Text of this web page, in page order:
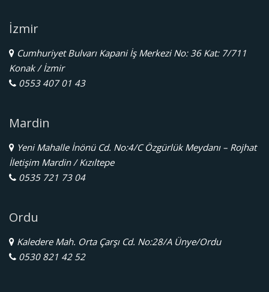
İzmir
Cumhuriyet Bulvarı Kapani İş Merkezi No: 36 Kat: 7/711
Konak / İzmir
0553 407 01 43
Mardin
Yeni Mahalle İnönü Cd. No:4/C Özgürlük Meydanı – Rojhat
İletişim Mardin / Kızıltepe
0535 721 73 04
Ordu
Kaledere Mah. Orta Çarşı Cd. No:28/A Ünye/Ordu
0530 821 42 52